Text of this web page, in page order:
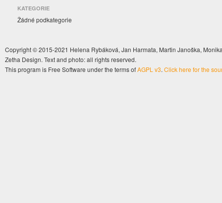
KATEGORIE
Žádné podkategorie
Copyright © 2015-2021 Helena Rybáková, Jan Harmata, Martin Janoška,
Zetha Design. Text and photo: all rights reserved.
This program is Free Software under the terms ofAGPL v3. Click here for the